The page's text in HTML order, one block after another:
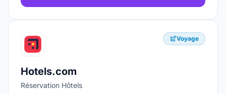
Voyage
Hotels.com
Réservation Hôtels